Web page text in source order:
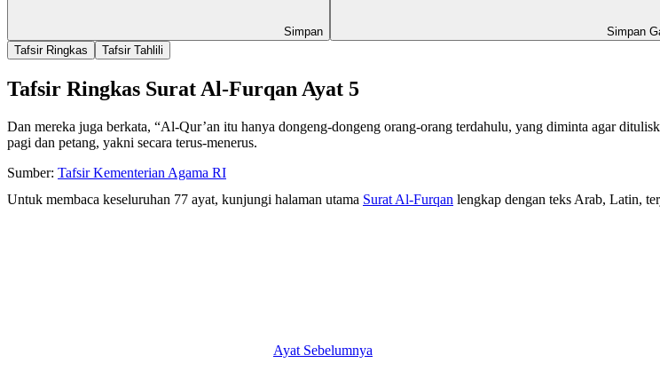
Simpan
Simpan
Tafsir Ringkas
Tafsir Tahlili
Tafsir Ringkas Surat Al-Furqan Ayat 5
Dan mereka juga berkata, “Al-Qur’an itu hanya dongeng-dongeng orang-orang terdahulu, yang diminta agar
pagi dan petang, yakni secara terus-menerus.
Sumber: Tafsir Kementerian Agama RI
Untuk membaca keseluruhan 77 ayat, kunjungi halaman utama Surat Al-Furqan lengkap dengan teks Arab, Latin,
Ayat Sebelumnya